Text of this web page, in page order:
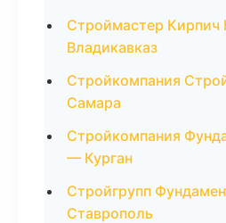
Строймастер
Владикавказ
Стройкомпания
Самара
Стройкомпания
— Курган
Стройгрупп
Ставрополь